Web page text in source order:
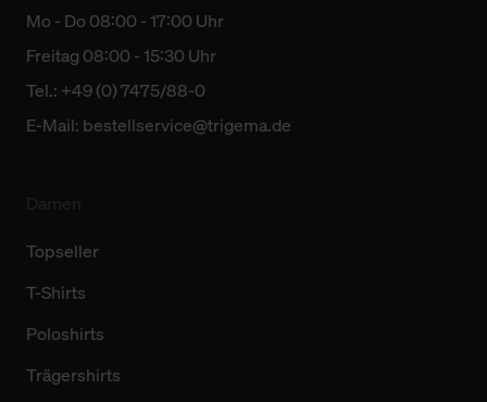
Mo - Do 08:00 - 17:00 Uhr
Freitag 08:00 - 15:30 Uhr
Tel.: +49 (0) 7475/88-0
E-Mail: bestellservice@trigema.de
Topseller
T-Shirts
Poloshirts
Trägershirts